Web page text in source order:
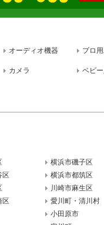
オーディオ機器 プロ
カメラ ベビ
横浜市磯子区
区 横浜市都筑区
川崎市麻生区
区 愛川町・清川村
小田原市